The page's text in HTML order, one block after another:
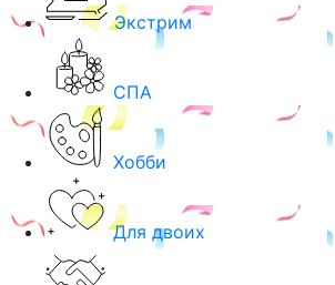
Экстрим
СПА
Хобби
Для двоих